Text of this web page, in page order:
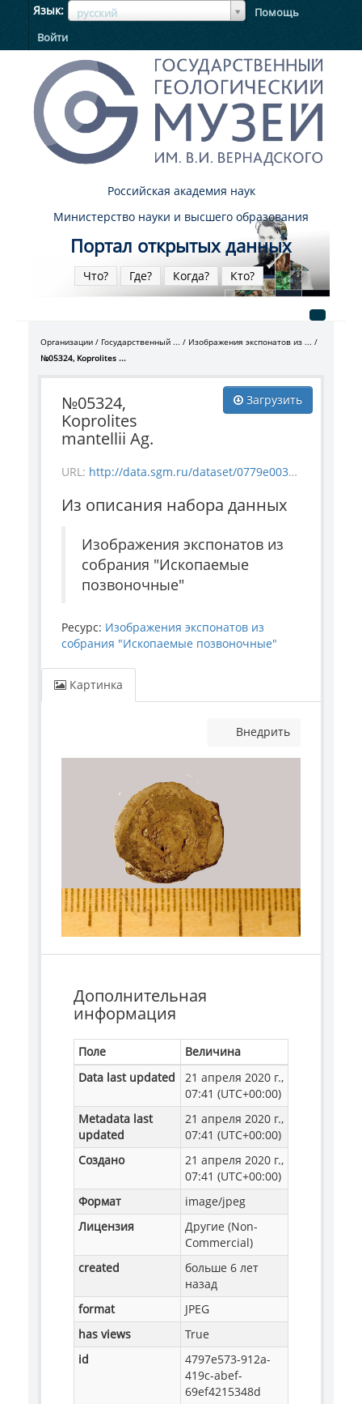
Язык русский
ЯзыкЯзык
Помощь
Войти
Российская академия наук
Министерство науки и высшего образования
Портал открытых данных
Что? Где? Когда? Кто?
Организации Государственный ...
Изображения экспонатов из ...
№05324, Koprolites ...
Загрузить
№05324,
Koprolites
mantellii Ag.
URL: http://data.sgm.ru/dataset/0779e003-a6be-4363-bd84-0ae696d3d0ba/resource/4797e573-912a-419c-abef-69ef4215348d/download/5324.jpg
Из описания набора данных
Изображения экспонатов из
собрания "Ископаемые
позвоночные"
Ресурс: Изображения экспонатов из
собрания "Ископаемые позвоночные"
Картинка
Внедрить
Дополнительная
информация
Поле
Величина
Data last updated
21 апреля 2020 г.,
07:41 (UTC+00:00)
Metadata last
updated
21 апреля 2020 г.,
07:41 (UTC+00:00)
Создано
21 апреля 2020 г.,
07:41 (UTC+00:00)
Формат
image/jpeg
Лицензия
Другие (Non-
Commercial)
created
больше 6 лет
назад
format
JPEG
has views
True
id
4797e573-912a-
419c-abef-
69ef4215348d